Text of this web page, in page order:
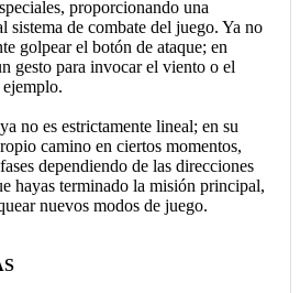
proporcionando una
sistema de combate del juego. Ya no
golpear el botón de ataque; en
gesto para invocar el viento o el
no es estrictamente lineal; en su
camino en ciertos momentos,
dependiendo de las direcciones
hayas terminado la misión principal,
nuevos modos de juego.